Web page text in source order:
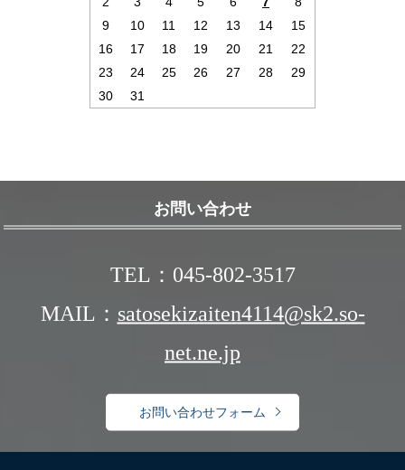
9
10 11 12 13 14
15
16
17 18 19 20 21
22
23
24 25 26 27 28
29
30
31
お問い合わせ
TEL：045-802-3517
MAIL： satosekizaiten4114@sk2.so-
net.ne.jp
お問い合わせフォーム